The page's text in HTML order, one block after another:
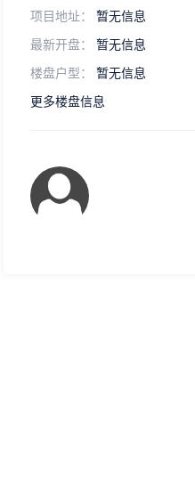
项目地址： 暂无信息
最新开盘： 暂无信息
楼盘户型： 暂无信息
更多楼盘信息